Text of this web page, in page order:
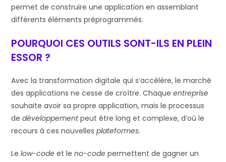
permet de construire une application en assemblant
différents éléments préprogrammés.
POURQUOI CES OUTILS SONT-ILS EN PLEIN
ESSOR ?
Avec la transformation digitale qui s’accélère, le marché
des applications ne cesse de croître. Chaqueentreprise
souhaite avoir sa propre application, mais le processus
dedéveloppementpeut être long et complexe, d’où le
recours à ces nouvellesplateformes.
Lelow-code et leno-code permettent de gagner un